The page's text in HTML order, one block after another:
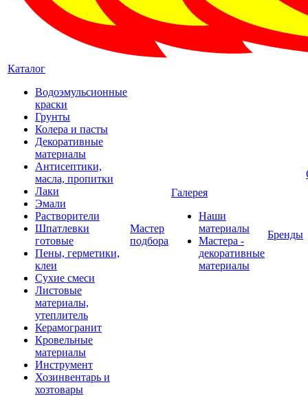
Каталог
Водоэмульсионные
краски
Грунты
Колера и пасты
Декоративные
материалы
Антисептики,
масла, пропитки
Лаки
Эмали
Растворители
Шпатлевки
готовые
Пены, герметики,
клеи
Сухие смеси
Листовые
материалы,
утеплитель
Керамогранит
Кровельные
материалы
Инструмент
Хозинвентарь и
хозтовары
Мастер
подбора
Галерея
Наши
материалы
Мастера -
декоративные
материалы
Бренды